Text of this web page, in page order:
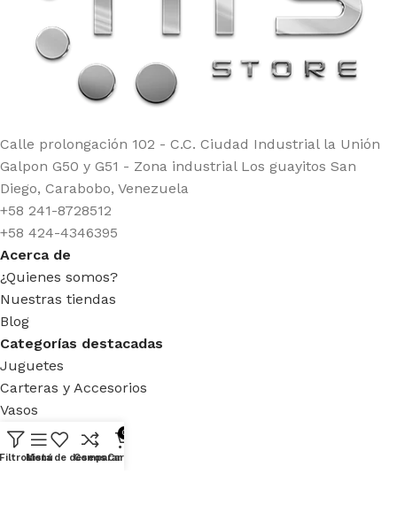
Calle prolongación 102 - C.C. Ciudad Industrial la Unión
Galpon G50 y G51 - Zona industrial Los guayitos San
Diego, Carabobo, Venezuela
+58 241-8728512
+58 424-4346395
Acerca de
¿Quienes somos?
Nuestras tiendas
Blog
Categorías destacadas
Juguetes
Carteras y Accesorios
Vasos
Licuadoras
Cuidado personal
FiltrosMenú
Lista de deseos
Comparar
0
Carrito